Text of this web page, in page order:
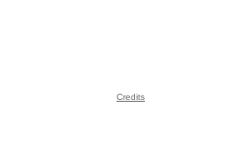
Credits